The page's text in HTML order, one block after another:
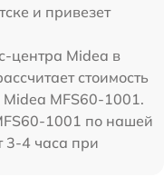
и привезет
центра Midea в
стоимость
MFS60-1001.
1001 по нашей
3-4 часа при